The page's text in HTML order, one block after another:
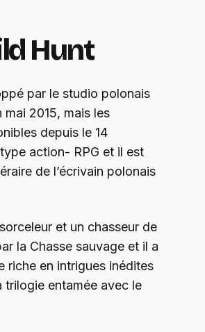
Hunt
par le studio polonais
2015, mais les
depuis le 14
action- RPG et il est
de l’écrivain polonais
et un chasseur de
la Chasse sauvage et il a
riche en intrigues inédites
entamée avec le